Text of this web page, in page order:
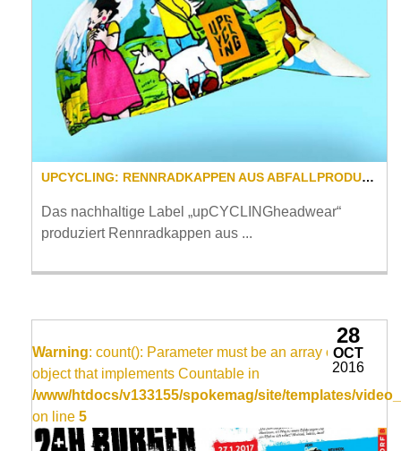
UPCYCLING: RENNRADKAPPEN AUS ABFALLPRODUKTEN
Das nachhaltige Label „upCYCLINGheadwear“
produziert Rennradkappen aus ...
Warning: count(): Parameter must be an array or an
object that implements Countable in
/www/htdocs/v133155/spokemag/site/templates/
on line 5
28
OCT
2016